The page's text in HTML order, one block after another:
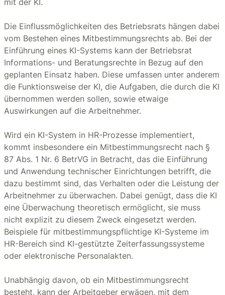
mit der KI.
Die Einflussmöglichkeiten des Betriebsrats hängen dabei
vom Bestehen eines Mitbestimmungsrechts ab. Bei der
Einführung eines KI-Systems kann der Betriebsrat
Informations- und Beratungsrechte in Bezug auf den
geplanten Einsatz haben. Diese umfassen unter anderem
die Funktionsweise der KI, die Aufgaben, die durch die KI
übernommen werden sollen, sowie etwaige
Auswirkungen auf die Arbeitnehmer.
Wird ein KI-System in HR-Prozesse implementiert,
kommt insbesondere ein Mitbestimmungsrecht nach §
87 Abs. 1 Nr. 6 BetrVG in Betracht, das die Einführung
und Anwendung technischer Einrichtungen betrifft, die
dazu bestimmt sind, das Verhalten oder die Leistung der
Arbeitnehmer zu überwachen. Dabei genügt, dass die KI
eine Überwachung theoretisch ermöglicht, sie muss
nicht explizit zu diesem Zweck eingesetzt werden.
Beispiele für mitbestimmungspflichtige KI-Systeme im
HR-Bereich sind KI-gestützte Zeiterfassungssysteme
oder elektronische Personalakten.
Unabhängig davon, ob ein Mitbestimmungsrecht
besteht, kann der Arbeitgeber erwägen, mit dem